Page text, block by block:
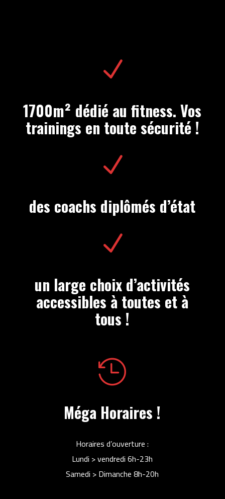
N
1700m² dédié au fitness. Vos
trainings en toute sécurité !
N
des coachs diplômés d’état
N
un large choix d’activités
accessibles à toutes et à
tous !

Méga Horaires !
Horaires d’ouverture :
Lundi > vendredi 6h-23h
Samedi > Dimanche 8h-20h